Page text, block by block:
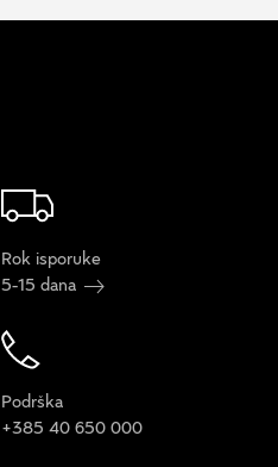
Rok isporuke
5-15 dana
Podrška
+385 40 650 000